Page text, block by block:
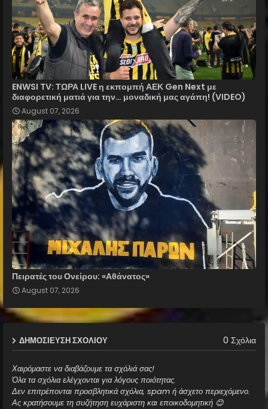
ENWSI TV: ΤΩΡΑ LIVE η εκπομπή ΑΕΚ Gen Next με
διαφορετική ματιά για την… μοναδική μας αγάπη! (VIDEO)
August 07, 2026
Πειρατές του Ονείρου: «Αθάνατος»
August 07, 2026
ΔΗΜΟΣΊΕΥΣΗ ΣΧΟΛΊΟΥ 0 Σχόλια
Χαιρόμαστε να διαβάζουμε τα σχόλιά σας!
Όλα τα σχόλια ελέγχονται για λόγους ποιότητας.
Δεν επιτρέπονται προσβλητικά σχόλια, spam ή άσχετο περιεχόμενο.
Ας κρατήσουμε τη συζήτηση ευχάριστη και εποικοδομητική 😊